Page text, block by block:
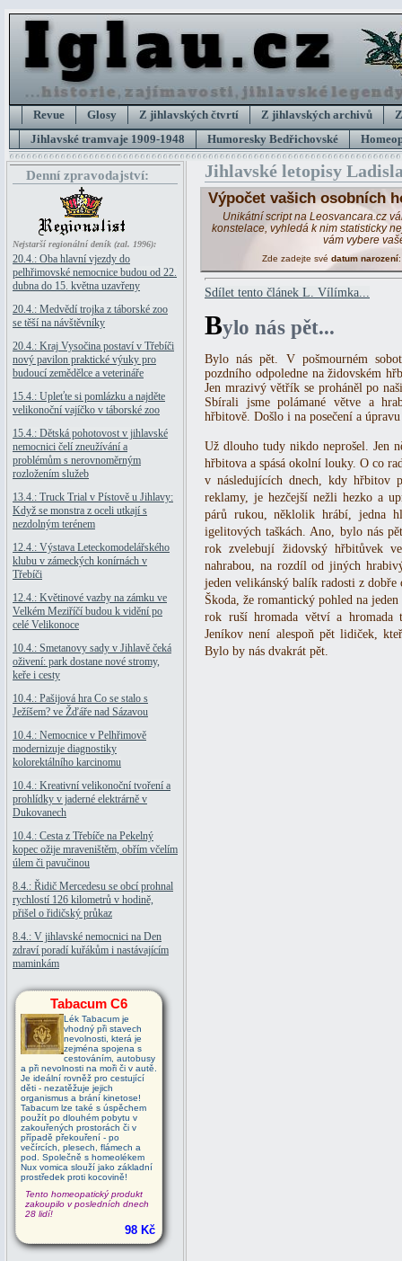
Revue Glosy Z jihlavských čtvrtí Z jihlavských archivů
Jihlavské tramvaje 1909-1948
Humoresky Bedřichovské
Denní zpravodajství:
Nejstarší regionální deník (zal. 1996):
20.4.: Oba hlavní vjezdy do
pelhřimovské nemocnice budou od 22.
dubna do 15. května uzavřeny
20.4.: Medvědí trojka z táborské zoo
se těší na návštěvníky
20.4.: Kraj Vysočina postaví v Třebíči
nový pavilon praktické výuky pro
budoucí zemědělce a veterináře
15.4.: Upleťte si pomlázku a najděte
velikonoční vajíčko v táborské zoo
15.4.: Dětská pohotovost v jihlavské
nemocnici čelí zneužívání a
problémům s nerovnoměrným
rozložením služeb
13.4.: Truck Trial v Pístově u Jihlavy:
Když se monstra z oceli utkají s
nezdolným terénem
12.4.: Výstava Leteckomodelářského
klubu v zámeckých konírnách v
Třebíči
12.4.: Květinové vazby na zámku ve
Velkém Meziříčí budou k vidění po
celé Velikonoce
10.4.: Smetanovy sady v Jihlavě čeká
oživení: park dostane nové stromy,
keře i cesty
10.4.: Pašijová hra Co se stalo s
Ježíšem? ve Žďáře nad Sázavou
10.4.: Nemocnice v Pelhřimově
modernizuje diagnostiky
kolorektálního karcinomu
10.4.: Kreativní velikonoční tvoření a
prohlídky v jaderné elektrárně v
Dukovanech
10.4.: Cesta z Třebíče na Pekelný
kopec ožije mraveništěm, obřím včelím
úlem či pavučinou
8.4.: Řidič Mercedesu se obcí prohnal
rychlostí 126 kilometrů v hodině,
přišel o řidičský průkaz
8.4.: V jihlavské nemocnici na Den
zdraví poradí kuřákům i nastávajícím
maminkám
Tabacum C6
Lék Tabacum je
vhodný při stavech
nevolnosti, která je
zejména spojena s
cestováním, autobusy
a při nevolnosti na moři či v autě.
Je ideální rovněž pro cestující
děti - nezatěžuje jejich
organismus a brání kinetose!
Tabacum lze také s úspěchem
použít po dlouhém pobytu v
zakouřených prostorách či v
případě překouření - po
večírcích, plesech, flámech a
pod. Společně s homeolékem
Nux vomica slouží jako základní
prostředek proti kocovině!
Tento homeopatický produkt
zakoupilo v posledních dnech
28 lidí!
98 Kč
Jihlavské letopisy
Výpočet vašich osobních
Unikátní script na Leosvancara.cz
konstelace, vyhledá k nim statisticky
vám vybere
Zde zadejte své datum narození
Sdílet tento článek L. Vílímka...
Bylo nás pět...
Bylo nás pět. V pošmourném
pozdního odpoledne na židovském
Jen mrazivý větřík se proháněl po
Sbírali jsme polámané větve a
hřbitově. Došlo i na posečení a
Už dlouho tudy nikdo neprošel. Jen
hřbitova a spásá okolní louky. O co
v následujících dnech, kdy hřbitov
reklamy, je hezčejší nežli hezko a
párů rukou, něklolik hrábí, jedna
igelitových taškách. Ano, bylo nás
rok zvelebují židovský hřbitůvek
nahrabou, na rozdíl od jiných
jeden velikánský balík radosti z dobře
Škoda, že romantický pohled na
rok ruší hromada větví a
Jeníkov není alespoň pět lidiček,
Bylo by nás dvakrát pět.